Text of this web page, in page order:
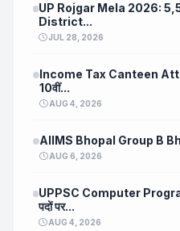
UP Rojgar Mela 2026:
District...
JUL 28, 2026
Income Tax Canteen
10वीं...
AUG 4, 2026
AIIMS Bhopal Group B
AUG 6, 2026
UPPSC Computer
पदों पर...
AUG 4, 2026